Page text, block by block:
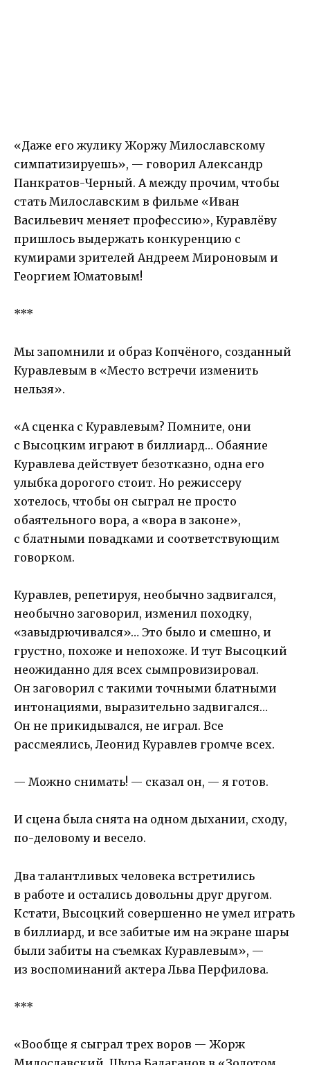
«Даже его жулику Жоржу Милославскому
симпатизируешь», — говорил Александр
Панкратов-Черный. А между прочим, чтобы
стать Милославским в фильме «Иван
Васильевич меняет профессию», Куравлёву
пришлось выдержать конкуренцию с
кумирами зрителей Андреем Мироновым и
Георгием Юматовым!
***
Мы запомнили и образ Копчёного, созданный
Куравлевым в «Место встречи изменить
нельзя».
«А сценка с Куравлевым? Помните, они
с Высоцким играют в биллиард… Обаяние
Куравлева действует безотказно, одна его
улыбка дорогого стоит. Но режиссеру
хотелось, чтобы он сыграл не просто
обаятельного вора, а «вора в законе»,
с блатными повадками и соответствующим
говорком.
Куравлев, репетируя, необычно задвигался,
необычно заговорил, изменил походку,
«завыдрючивался»… Это было и смешно, и
грустно, похоже и непохоже. И тут Высоцкий
неожиданно для всех сымпровизировал.
Он заговорил с такими точными блатными
интонациями, выразительно задвигался…
Он не прикидывался, не играл. Все
рассмеялись, Леонид Куравлев громче всех.
— Можно снимать! — сказал он, — я готов.
И сцена была снята на одном дыхании, сходу,
по-деловому и весело.
Два талантливых человека встретились
в работе и остались довольны друг другом.
Кстати, Высоцкий совершенно не умел играть
в биллиард, и все забитые им на экране шары
были забиты на съемках Куравлевым», —
из воспоминаний актера Льва Перфилова.
***
«Вообще я сыграл трех воров — Жорж